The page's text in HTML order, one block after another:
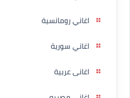
اغاني رومانسية
اغاني سورية
اغانى عربية